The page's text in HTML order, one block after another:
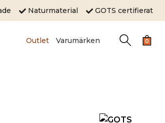
Naturmaterial GOTS certifierat
Outlet Varumärken 0